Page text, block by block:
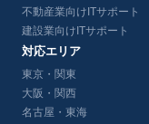
不動産業向けITサポート
建設業向けITサポート
対応エリア
東京・関東
大阪・関西
名古屋・東海